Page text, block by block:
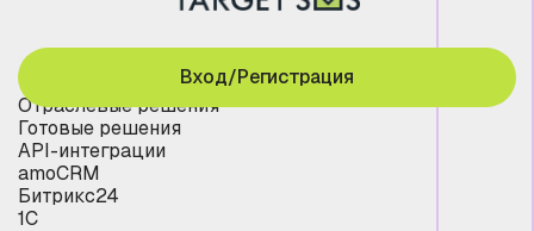
Отраслевые решения
Готовые решения
API-интеграции
amoCRM
Битрикс24
1С
Вход/Регистрация